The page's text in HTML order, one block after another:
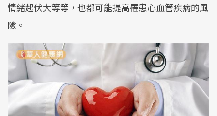
情緒起伏大等等，也都可能提高罹患心血管疾病的風
險。